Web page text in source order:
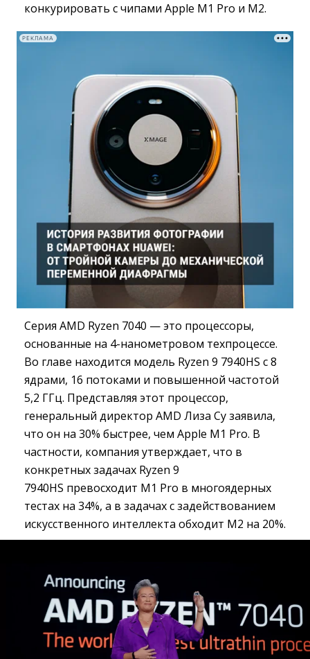
конкурировать с чипами Apple M1 Pro и M2.
РЕКЛАМА
Серия AMD Ryzen 7040 — это процессоры,
основанные на 4-нанометровом техпроцессе.
Во главе находится модель Ryzen 9 7940HS с 8
ядрами, 16 потоками и повышенной частотой
5,2 ГГц. Представляя этот процессор,
генеральный директор AMD Лиза Су заявила,
что он на 30% быстрее, чем Apple M1 Pro. В
частности, компания утверждает, что в
конкретных задачах Ryzen 9
7940HS превосходит M1 Pro в многоядерных
тестах на 34%, а в задачах с задействованием
искусственного интеллекта обходит M2 на 20%.